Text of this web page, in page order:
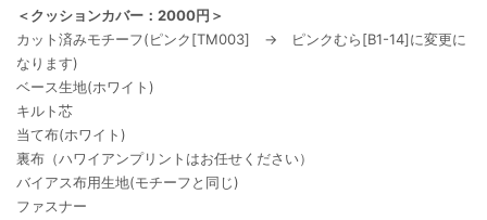
＜クッションカバー：2000円＞
カット済みモチーフ(ピンク[TM003] → ピンクむら[B1-14]に変更に
なります)
ベース生地(ホワイト)
キルト芯
当て布(ホワイト)
裏布（ハワイアンプリントはお任せください）
バイアス布用生地(モチーフと同じ)
ファスナー